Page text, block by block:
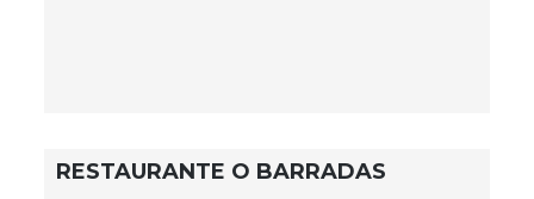
RESTAURANTE O BARRADAS